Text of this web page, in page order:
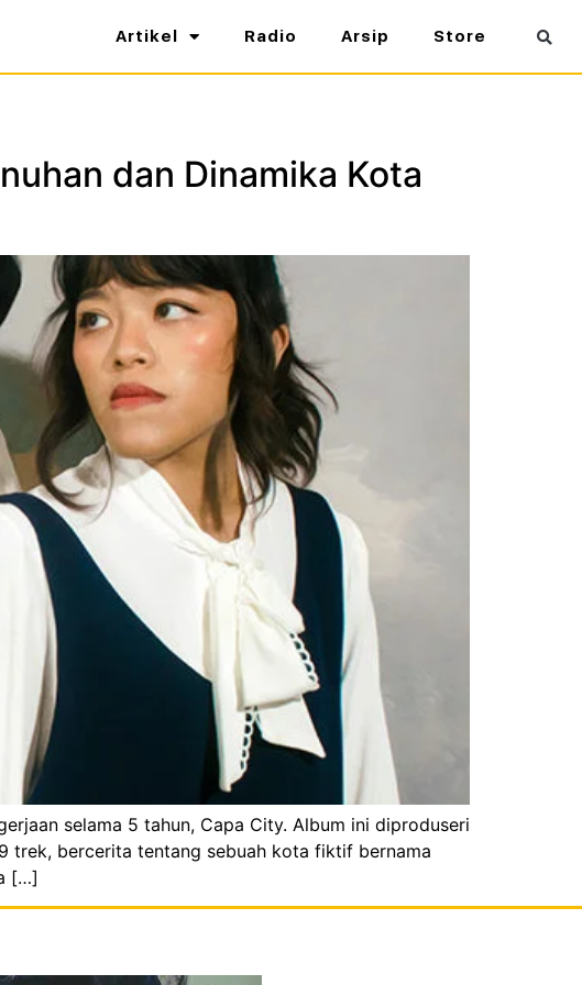
Artikel Radio Arsip Store
dan Dinamika Kota
selama 5 tahun, Capa City. Album ini diproduseri
trek, bercerita tentang sebuah kota fiktif bernama
[…]